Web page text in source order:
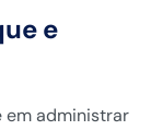
e
em administrar